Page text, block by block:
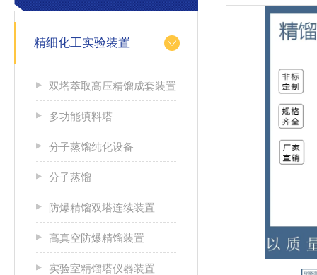
精细化工实验装置
双塔萃取高压精馏成套装置
多功能填料塔
分子蒸馏纯化设备
分子蒸馏
防爆精馏双塔连续装置
高真空防爆精馏装置
实验室精馏塔仪器装置